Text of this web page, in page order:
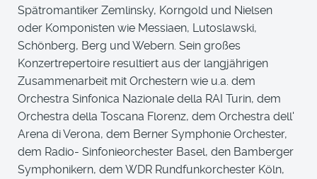
Spätromantiker Zemlinsky, Korngold und Nielsen
oder Komponisten wie Messiaen, Lutoslawski,
Schönberg, Berg und Webern. Sein großes
Konzertrepertoire resultiert aus der langjährigen
Zusammenarbeit mit Orchestern wie u.a. dem
Orchestra Sinfonica Nazionale della RAI Turin, dem
Orchestra della Toscana Florenz, dem Orchestra dell'
Arena di Verona, dem Berner Symphonie Orchester,
dem Radio- Sinfonieorchester Basel, den Bamberger
Symphonikern, dem WDR Rundfunkorchester Köln,